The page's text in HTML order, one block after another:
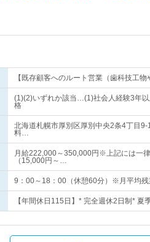
【既存顧客へのルート営業（歯科技工
(1)(2)いずれか該当…(1)社会人経験3年
格
北海道札幌市厚別区厚別中央2条4丁目
料…
月給222,000～350,000円※上記には一
（15,000円～…
9：00～18：00（休憩60分）※月平均
【年間休日115日】* 完全週休2日制* 夏